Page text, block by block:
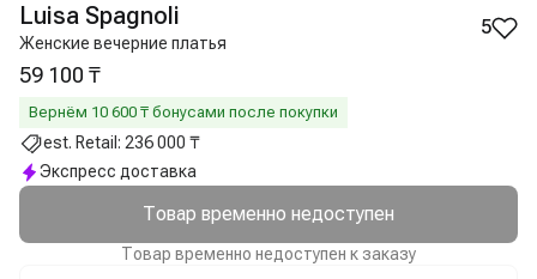
Luisa Spagnoli
Женские вечерние платья
5
59 100 ₸
Вернём 10 600 ₸ бонусами после покупки
est. Retail: 236 000 ₸
Экспресс доставка
Товар временно недоступен
Товар временно недоступен к заказу